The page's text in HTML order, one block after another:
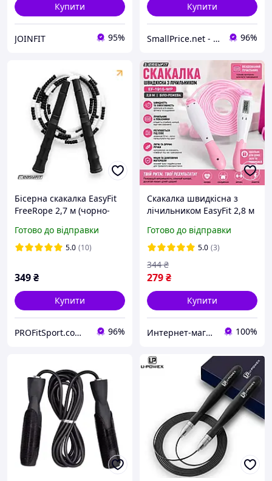
Купити
JOINFIT 95%
Купити
SmallPrice.net - магазин товарів для дому та аксессуарів 96%
Бісерна скакалка EasyFit
FreeRope 2,7 м (чорно-
Готово до відправки
5.0 (10)
349₴
Купити
PROFitSport.com.ua - Интернет-магазин спортинвентаря 96%
Скакалка швидкісна з
лічильником EasyFit 2,8 м
сталева для фітнесу
кросфіту та схуднення
Готово до відправки
5.0 (3)
279₴
344 ₴
Купити
Интернет-магазин U-Way — в один клік до мети. 100%